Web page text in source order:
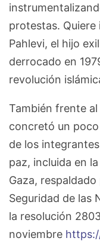
protestas.
Pahlevi, el hijo
derrocado en
revolución
También frente
concretó un
de los
paz, incluida en
Gaza,
Seguridad de las
la resolución
noviembre